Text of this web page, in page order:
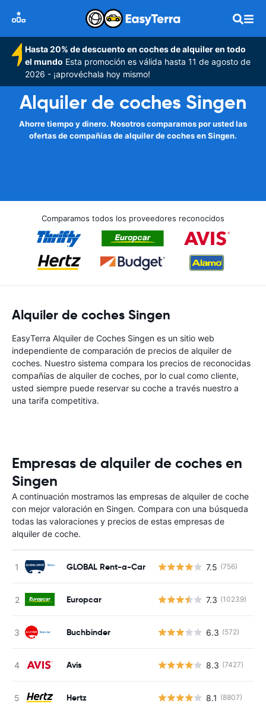
Hasta 20% de descuento en coches de alquiler en todo
el mundo Esta promoción es válida hasta 11 de agosto de
2026 - ¡aprovéchala hoy mismo!
Alquiler de coches Singen
Ahorre tiempo y dinero. Nosotros comparamos por usted las
ofertas de compañías de alquiler de coches en Singen.
Comparamos todos los proveedores reconocidos
Alquiler de coches Singen
EasyTerra Alquiler de Coches Singen es un sitio web
independiente de comparación de precios de alquiler de
coches. Nuestro sistema compara los precios de reconocidas
compañías de alquiler de coches, por lo cual como cliente,
usted siempre puede reservar su coche a través nuestro a
una tarifa competitiva.
Empresas de alquiler de coches en
Singen
A continuación mostramos las empresas de alquiler de coche
con mejor valoración en Singen. Compara con una búsqueda
todas las valoraciones y precios de estas empresas de
alquiler de coche.
GLOBAL Rent-a-Car 7.5 (756)
Europcar 7.3 (10239)
Buchbinder 6.3 (572)
Avis 8.3 (7427)
Hertz 8.1 (8807)